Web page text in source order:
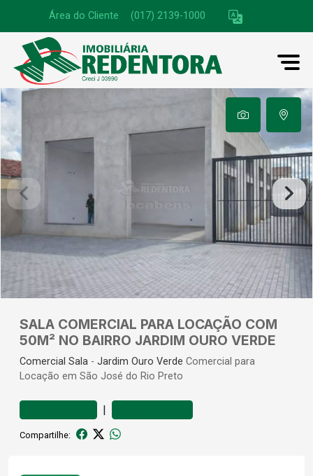
Área do Cliente (017) 2139-1000
SALA COMERCIAL PARA LOCAÇÃO COM
50M² NO BAIRRO JARDIM OURO VERDE
Comercial Sala - Jardim Ouro Verde Comercial para
Locação em São José do Rio Preto
|
Compartilhe: